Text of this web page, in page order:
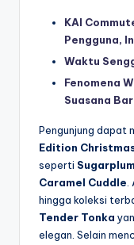
KAI
Pengguna,
Waktu
Fenomena
Suasana
Pengunjung dapat
Edition
seperti
Caramel Cuddle.
hingga koleksi
Tender Tonka
elegan. Selain